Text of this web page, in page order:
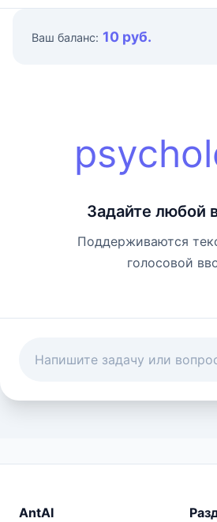
Ваш баланс: 10 руб.
Задайте любой
Поддерживаются
голосовой
AntAI